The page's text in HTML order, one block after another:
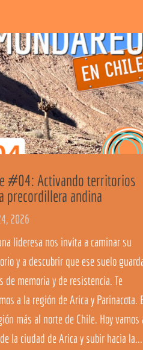
#04: Activando territorios
precordillera andina
2026
lideresa nos invita a caminar su
y a descubrir que ese suelo
de memoria y de resistencia. Te
a la región de Arica y Parinacota.
más al norte de Chile. Hoy vamos
la ciudad de Arica y subir hacia la...